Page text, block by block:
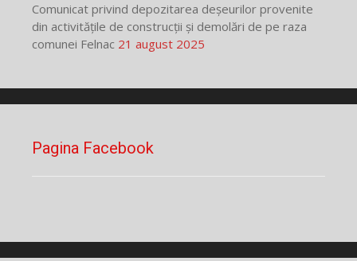
Comunicat privind depozitarea deșeurilor provenite
din activitățile de construcții și demolări de pe raza
comunei Felnac 21 august 2025
Pagina Facebook